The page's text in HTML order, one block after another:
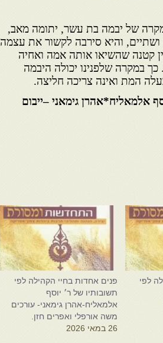
של יבמה בת עשר, יתומה מאב,
והיא סירבה לקשור את עצמה
קטנה שהשיאו אותה אמה ואחיה
במקרה שלפנינו יכולה היבמה
המת ואינה צריכה חליצה.
אלמאליח*אהרן גימאני –ייבום
לפי
פנים אחדות בחיי הקהילה לפי
תשובותיו של ר׳ יוסף
אלמאליח-אהרן גימאני- עורכים
משה אורפלי ואפרים חזן.
26 במאי 2026